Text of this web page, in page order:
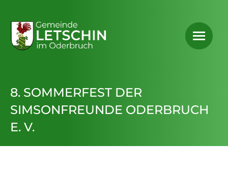
8. SOMMERFEST DER
SIMSONFREUNDE ODERBRUCH
E. V.